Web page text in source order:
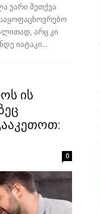
უარი მეთქვა
არც კი
იატაკი...
ის
0